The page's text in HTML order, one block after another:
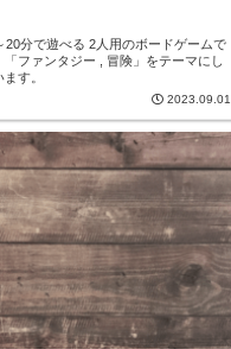
20分で遊べる 2人用のボードゲームで
ファンタジー , 冒険」をテーマにし
す。
2023.09.01